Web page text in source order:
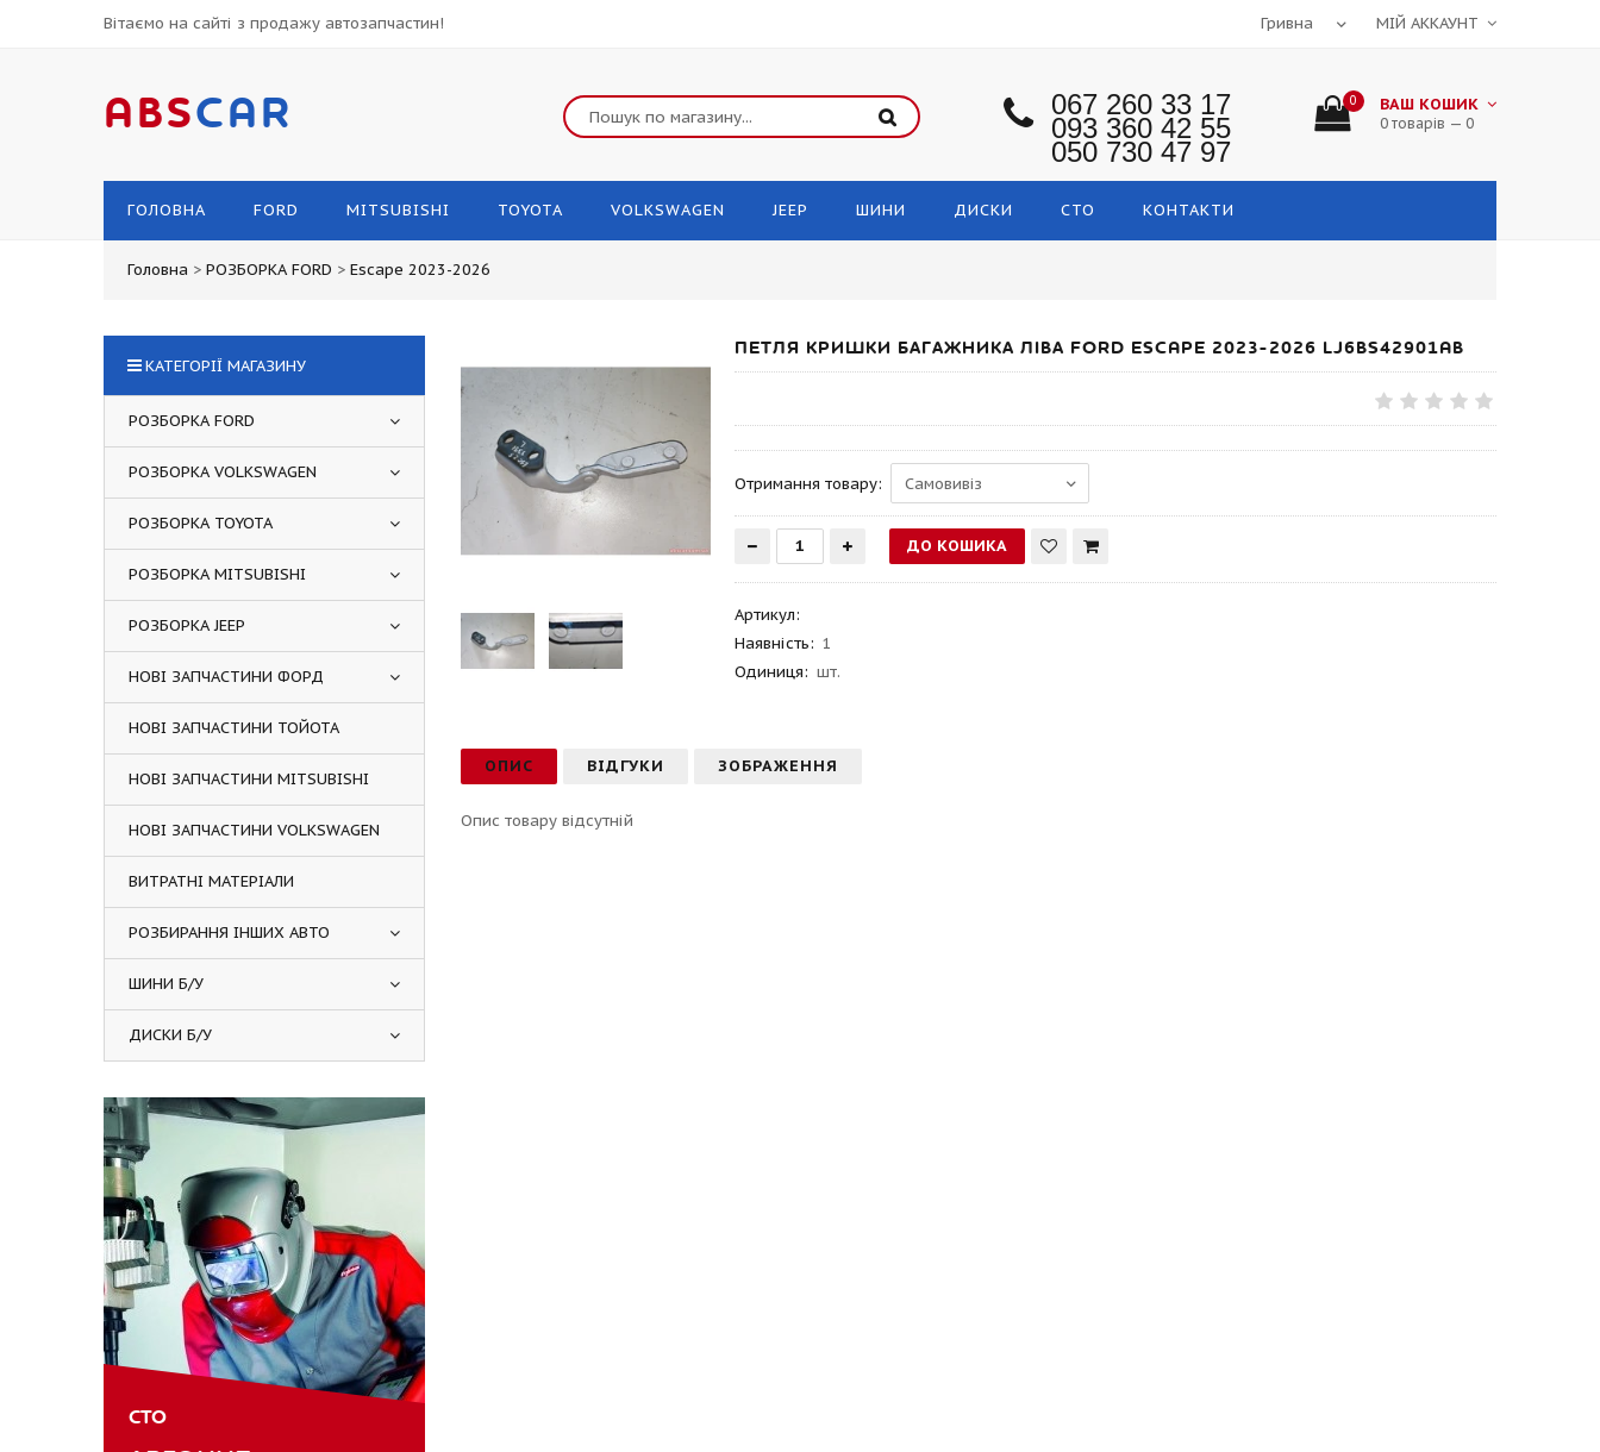
Вітаємо на сайті з продажу автозапчастин! МІЙ АККАУНТ
ABSCAR 067 260 33 17
093 360 42 55
050 730 47 97
0 ВАШ КОШИК
0 товарів — 0
ГОЛОВНА FORD MITSUBISHI TOYOTA VOLKSWAGEN JEEP ШИНИ ДИСКИ СТО КОНТАКТИ
Головна > РОЗБОРКА FORD > Escape 2023-2026
ПЕТЛЯ КРИШКИ БАГАЖНИКА ЛІВА FORD ESCAPE 2023-2026 LJ6BS42901AB
Отримання товару:
Артикул:
Наявність: 1
Одиниця: шт.
ОПИС ВІДГУКИ ЗОБРАЖЕННЯ
Опис товару відсутній
КАТЕГОРІЇ МАГАЗИНУ
РОЗБОРКА FORD
РОЗБОРКА VOLKSWAGEN
РОЗБОРКА TOYOTA
РОЗБОРКА MITSUBISHI
РОЗБОРКА JEEP
НОВІ ЗАПЧАСТИНИ ФОРД
НОВІ ЗАПЧАСТИНИ ТОЙОТА
НОВІ ЗАПЧАСТИНИ MITSUBISHI
НОВІ ЗАПЧАСТИНИ VOLKSWAGEN
ВИТРАТНІ МАТЕРІАЛИ
РОЗБИРАННЯ ІНШИХ АВТО
ШИНИ Б/У
ДИСКИ Б/У
СТО